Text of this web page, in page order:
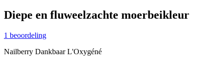
Diepe en fluweelzachte moerbeikleur
1 beoordeling
Nailberry Dankbaar L'Oxygéné